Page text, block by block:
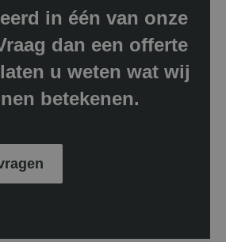
in één van onze
dan een offerte
u weten wat wij
betekenen.